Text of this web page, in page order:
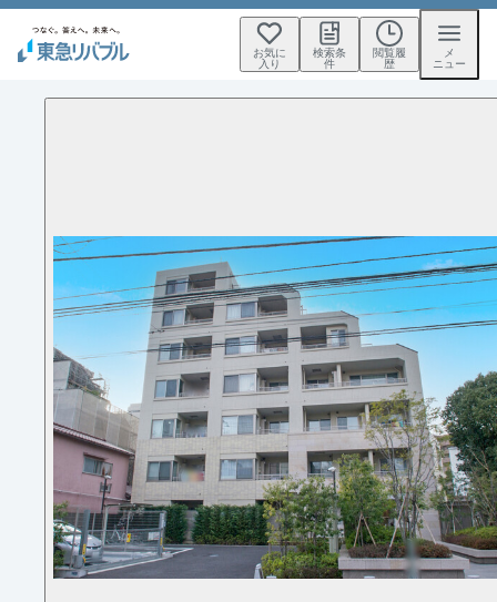
お気に
入り
検索条
件
閲覧履
歴
メ
ニュー